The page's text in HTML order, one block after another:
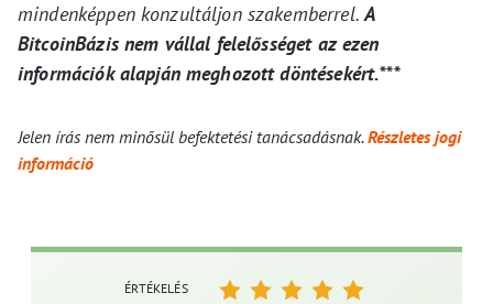
mindenképpen konzultáljon szakemberrel.A
BitcoinBázis nem vállal felelősséget az ezen
információk alapján meghozott döntésekért.***
Jelen írás nem minősül befektetési tanácsadásnak.Részletes jogi
információ
ÉRTÉKELÉS